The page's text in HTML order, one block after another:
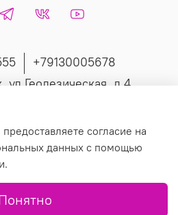
+79130005678
ул Геодезическая, д 4
контента без письменного
запрещено.
согласие на
данных с помощью